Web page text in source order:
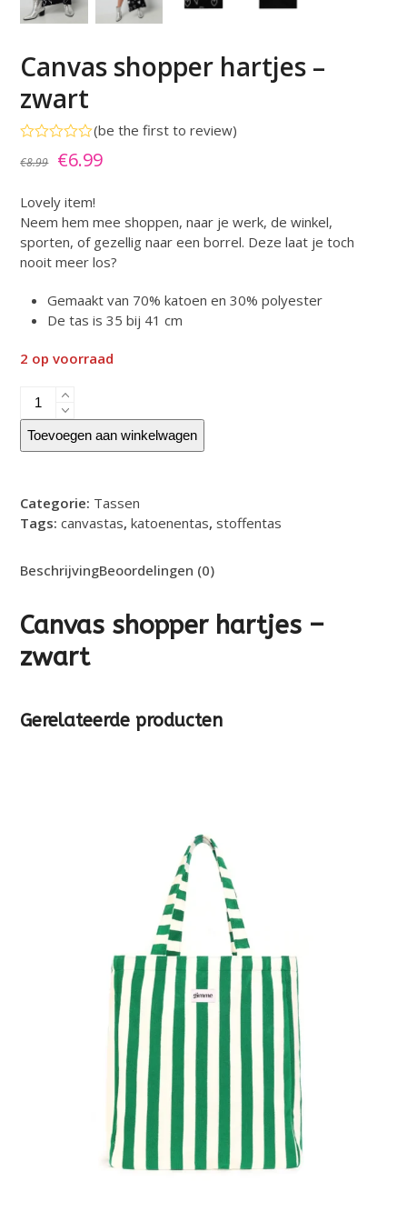
Canvas shopper hartjes –
zwart
Gewaardeerd
0
(be the first to review)
€8.99
Oorspronkelijke
was:
€8.99.
€6.99Huidige
€6.99.
Lovely item!
Neem hem mee shoppen, naar je werk, de winkel,
sporten, of gezellig naar een borrel. Deze laat je toch
nooit meer los?
Gemaakt van 70% katoen en 30% polyester
De tas is 35 bij 41 cm
2 op voorraad
Canvas
shopper
hartjes
-
aantal
Toevoegen aan winkelwagen
Categorie: Tassen
Tags:canvastas,katoenentas,stoffentas
BeschrijvingBeoordelingen (0)
Canvas shopper hartjes –
zwart
Gerelateerde producten